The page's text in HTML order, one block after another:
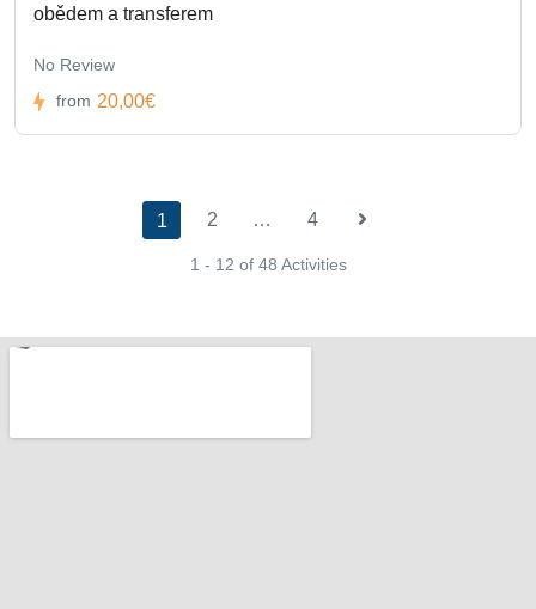
obědem a transferem
No Review
from 20,00€
1 2 … 4
1 - 12 of 48 Activities